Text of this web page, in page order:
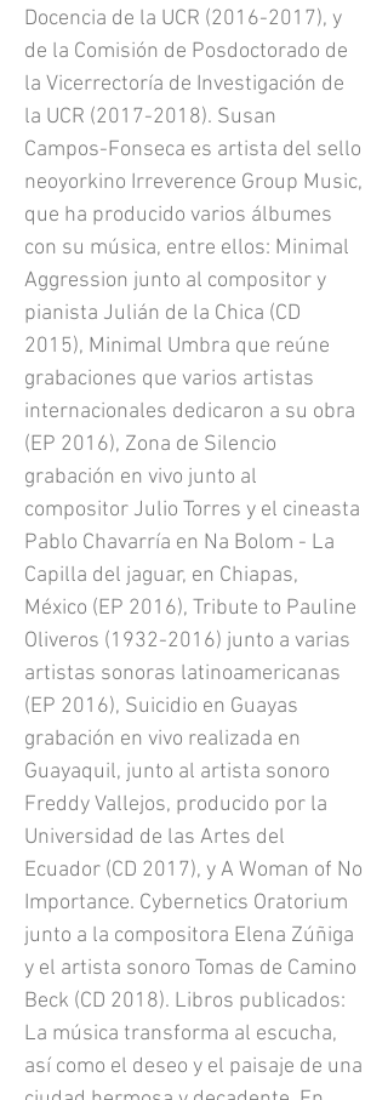
Docencia de la UCR (2016-2017), y
de la Comisión de Posdoctorado de
la Vicerrectoría de Investigación de
la UCR (2017-2018). Susan
Campos-Fonseca es artista del sello
neoyorkino Irreverence Group Music,
que ha producido varios álbumes
con su música, entre ellos: Minimal
Aggression junto al compositor y
pianista Julián de la Chica (CD
2015), Minimal Umbra que reúne
grabaciones que varios artistas
internacionales dedicaron a su obra
(EP 2016), Zona de Silencio
grabación en vivo junto al
compositor Julio Torres y el cineasta
Pablo Chavarría en Na Bolom - La
Capilla del jaguar, en Chiapas,
México (EP 2016), Tribute to Pauline
Oliveros (1932-2016) junto a varias
artistas sonoras latinoamericanas
(EP 2016), Suicidio en Guayas
grabación en vivo realizada en
Guayaquil, junto al artista sonoro
Freddy Vallejos, producido por la
Universidad de las Artes del
Ecuador (CD 2017), y A Woman of No
Importance. Cybernetics Oratorium
junto a la compositora Elena Zúñiga
y el artista sonoro Tomas de Camino
Beck (CD 2018). Libros publicados:
La música transforma al escucha,
así como el deseo y el paisaje de una